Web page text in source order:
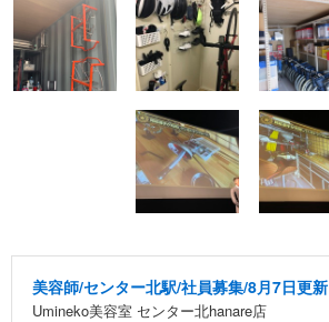
美容師/センター北駅/社員募集/8月7日更新
Umineko美容室 センター北hanare店